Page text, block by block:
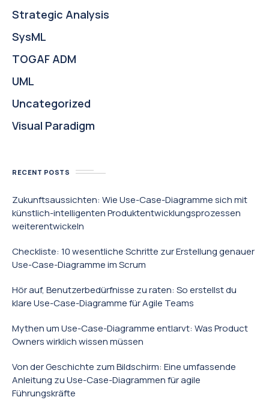
Strategic Analysis
SysML
TOGAF ADM
UML
Uncategorized
Visual Paradigm
RECENT POSTS
Zukunftsaussichten: Wie Use-Case-Diagramme sich mit
künstlich-intelligenten Produktentwicklungsprozessen
weiterentwickeln
Checkliste: 10 wesentliche Schritte zur Erstellung genauer
Use-Case-Diagramme im Scrum
Hör auf, Benutzerbedürfnisse zu raten: So erstellst du
klare Use-Case-Diagramme für Agile Teams
Mythen um Use-Case-Diagramme entlarvt: Was Product
Owners wirklich wissen müssen
Von der Geschichte zum Bildschirm: Eine umfassende
Anleitung zu Use-Case-Diagrammen für agile
Führungskräfte